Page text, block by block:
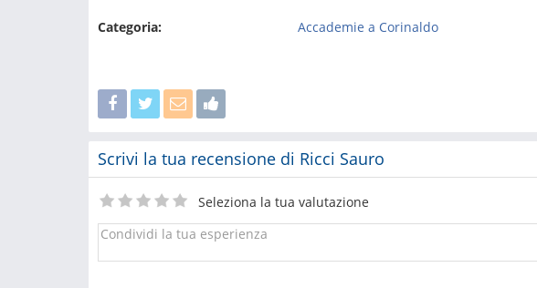
Categoria: Accademie a Corinaldo
Scrivi la tua recensione di Ricci Sauro
Seleziona la tua valutazione